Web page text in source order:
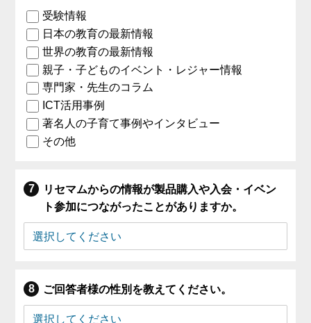
受験情報
日本の教育の最新情報
世界の教育の最新情報
親子・子どものイベント・レジャー情報
専門家・先生のコラム
ICT活用事例
著名人の子育て事例やインタビュー
その他
リセマムからの情報が製品購入や入会・イベン
ト参加につながったことがありますか。
ご回答者様の性別を教えてください。